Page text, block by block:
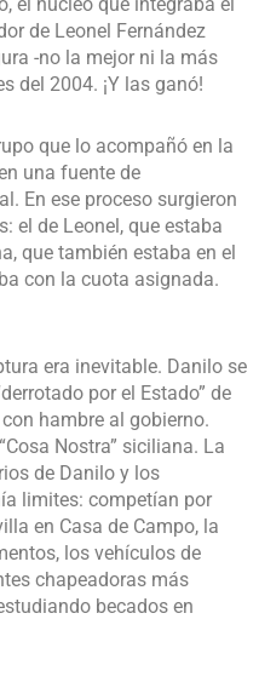
de Leonel Fernández
-no la mejor ni la más
del 2004. ¡Y las ganó!
que lo acompañó en la
una fuente de
En ese proceso surgieron
el de Leonel, que estaba
que también estaba en el
con la cuota asignada.
era inevitable. Danilo se
por el Estado” de
hambre al gobierno.
Nostra” siciliana. La
de Danilo y los
limites: competían por
en Casa de Campo, la
los vehículos de
chapeadoras más
becados en